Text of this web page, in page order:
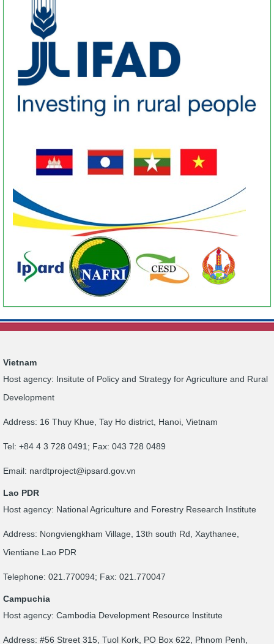
Vietnam
Host agency: Insitute of Policy and Strategy for Agriculture and Rural
Development
Address: 16 Thuy Khue, Tay Ho district, Hanoi, Vietnam
Tel: +84 4 3 728 0491; Fax: 043 728 0489
Email: nardtproject@ipsard.gov.vn
Lao PDR
Host agency: National Agriculture and Forestry Research Institute
Address: Nongviengkham Village, 13th south Rd, Xaythanee,
Vientiane Lao PDR
Telephone: 021.770094; Fax: 021.770047
Campuchia
Host agency: Cambodia Development Resource Institute
Address: #56 Street 315, Tuol Kork, PO Box 622, Phnom Penh,